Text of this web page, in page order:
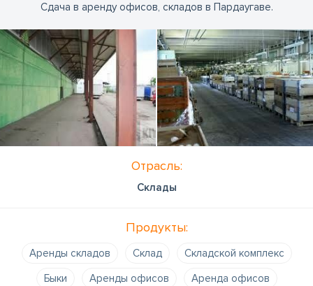
Сдача в аренду офисов, складов в Пардаугаве.
Отрасль:
Склады
Продукты:
Аренды складов Склад
Складской комплекс
Быки
Аренды офисов
Аренда офисов